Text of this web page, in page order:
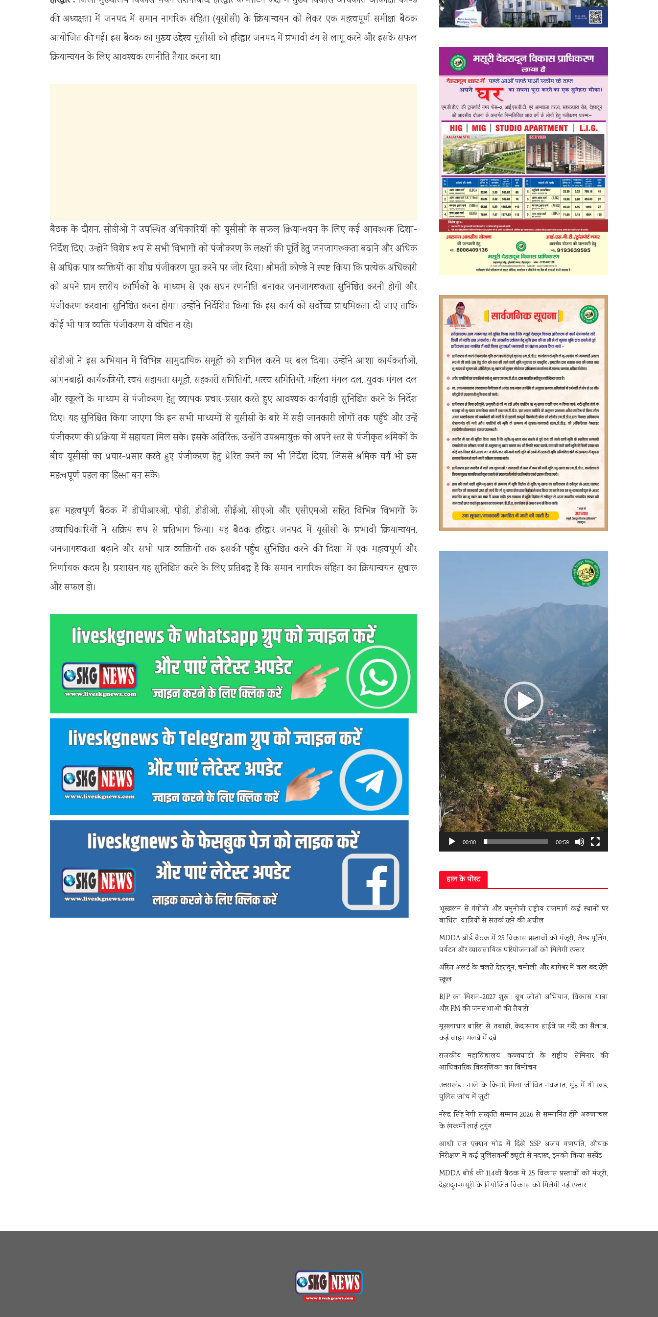
की अध्यक्षता में जनपद में समान नागरिक संहिता (यूसीसी) के क्रियान्वयन को लेकर एक महत्वपूर्ण समीक्षा बैठक
आयोजित की गई। इस बैठक का मुख्य उद्देश्य यूसीसी को हरिद्वार जनपद में प्रभावी ढंग से लागू करने और इसके सफल
क्रियान्वयन के लिए आवश्यक रणनीति तैयार करना था।
बैठक के दौरान, सीडीओ ने उपस्थित अधिकारियों को यूसीसी के सफल क्रियान्वयन के लिए कई आवश्यक दिशा-
निर्देश दिए। उन्होंने विशेष रूप से सभी विभागों को पंजीकरण के लक्ष्यों की पूर्ति हेतु जनजागरूकता बढ़ाने और अधिक
से अधिक पात्र व्यक्तियों का शीघ्र पंजीकरण पूरा करने पर जोर दिया। श्रीमती कोण्डे ने स्पष्ट किया कि प्रत्येक अधिकारी
को अपने ग्राम स्तरीय कार्मिकों के माध्यम से एक सघन रणनीति बनाकर जनजागरूकता सुनिश्चित करनी होगी और
पंजीकरण करवाना सुनिश्चित करना होगा। उन्होंने निर्देशित किया कि इस कार्य को सर्वोच्च प्राथमिकता दी जाए ताकि
कोई भी पात्र व्यक्ति पंजीकरण से वंचित न रहे।
सीडीओ ने इस अभियान में विभिन्न सामुदायिक समूहों को शामिल करने पर बल दिया। उन्होंने आशा कार्यकर्ताओं,
आंगनबाड़ी कार्यकत्रियों, स्वयं सहायता समूहों, सहकारी समितियों, मत्स्य समितियों, महिला मंगल दल, युवक मंगल दल
और स्कूलों के माध्यम से पंजीकरण हेतु व्यापक प्रचार-प्रसार करते हुए आवश्यक कार्यवाही सुनिश्चित करने के निर्देश
दिए। यह सुनिश्चित किया जाएगा कि इन सभी माध्यमों से यूसीसी के बारे में सही जानकारी लोगों तक पहुँचे और उन्हें
पंजीकरण की प्रक्रिया में सहायता मिल सके। इसके अतिरिक्त, उन्होंने उपश्रमायुक्त को अपने स्तर से पंजीकृत श्रमिकों के
बीच यूसीसी का प्रचार-प्रसार करते हुए पंजीकरण हेतु प्रेरित करने का भी निर्देश दिया, जिससे श्रमिक वर्ग भी इस
महत्वपूर्ण पहल का हिस्सा बन सके।
इस महत्वपूर्ण बैठक में डीपीआरओ, पीडी, डीडीओ, सीईओ, सीएओ और एसीएमओ सहित विभिन्न विभागों के
उच्चाधिकारियों ने सक्रिय रूप से प्रतिभाग किया। यह बैठक हरिद्वार जनपद में यूसीसी के प्रभावी क्रियान्वयन,
जनजागरूकता बढ़ाने और सभी पात्र व्यक्तियों तक इसकी पहुँच सुनिश्चित करने की दिशा में एक महत्वपूर्ण और
निर्णायक कदम है। प्रशासन यह सुनिश्चित करने के लिए प्रतिबद्ध है कि समान नागरिक संहिता का क्रियान्वयन सुचारू
और सफल हो।
00:00 00:59
हाल के पोस्ट
भूस्खलन से गंगोत्री और यमुनोत्री राष्ट्रीय राजमार्ग कई स्थानों पर
बाधित, यात्रियों से सतर्क रहने की अपील
MDDA बोर्ड बैठक में 25 विकास प्रस्तावों को मंजूरी, लैण्ड पूलिंग,
पर्यटन और व्यावसायिक परियोजनाओं को मिलेगी रफ्तार
ऑरेंज अलर्ट के चलते देहरादून, चमोली और बागेश्वर में कल बंद रहेंगे
स्कूल
BJP का मिशन-2027 शुरू : बूथ जीतो अभियान, विकास यात्रा
और PM की जनसभाओं की तैयारी
मूसलाधार बारिश से तबाही, केदारनाथ हाईवे पर गदेरे का सैलाब,
कई वाहन मलबे में दबे
राजकीय महाविद्यालय कण्वघाटी के राष्ट्रीय सेमिनार की
आधिकारिक विवरणिका का विमोचन
उत्तराखंड : नाले के किनारे मिला जीवित नवजात, मुंह में थी रबड़,
पुलिस जांच में जुटी
नरेन्द्र सिंह नेगी संस्कृति सम्मान 2026 से सम्मानित होंगे अरुणाचल
के रंगकर्मी ताई तुगुंग
आधी रात एक्शन मोड में दिखे SSP अजय गणपति, औचक
निरीक्षण में कई पुलिसकर्मी ड्यूटी से नदारद, इनको किया सस्पेंड
MDDA बोर्ड की 114वीं बैठक में 25 विकास प्रस्तावों को मंजूरी,
देहरादून-मसूरी के नियोजित विकास को मिलेगी नई रफ्तार